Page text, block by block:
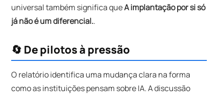
universal também significa queA implantação por si só
já não é um diferencial..
🔄 De pilotos à pressão
O relatório identifica uma mudança clara na forma
como as instituições pensam sobre IA. A discussão